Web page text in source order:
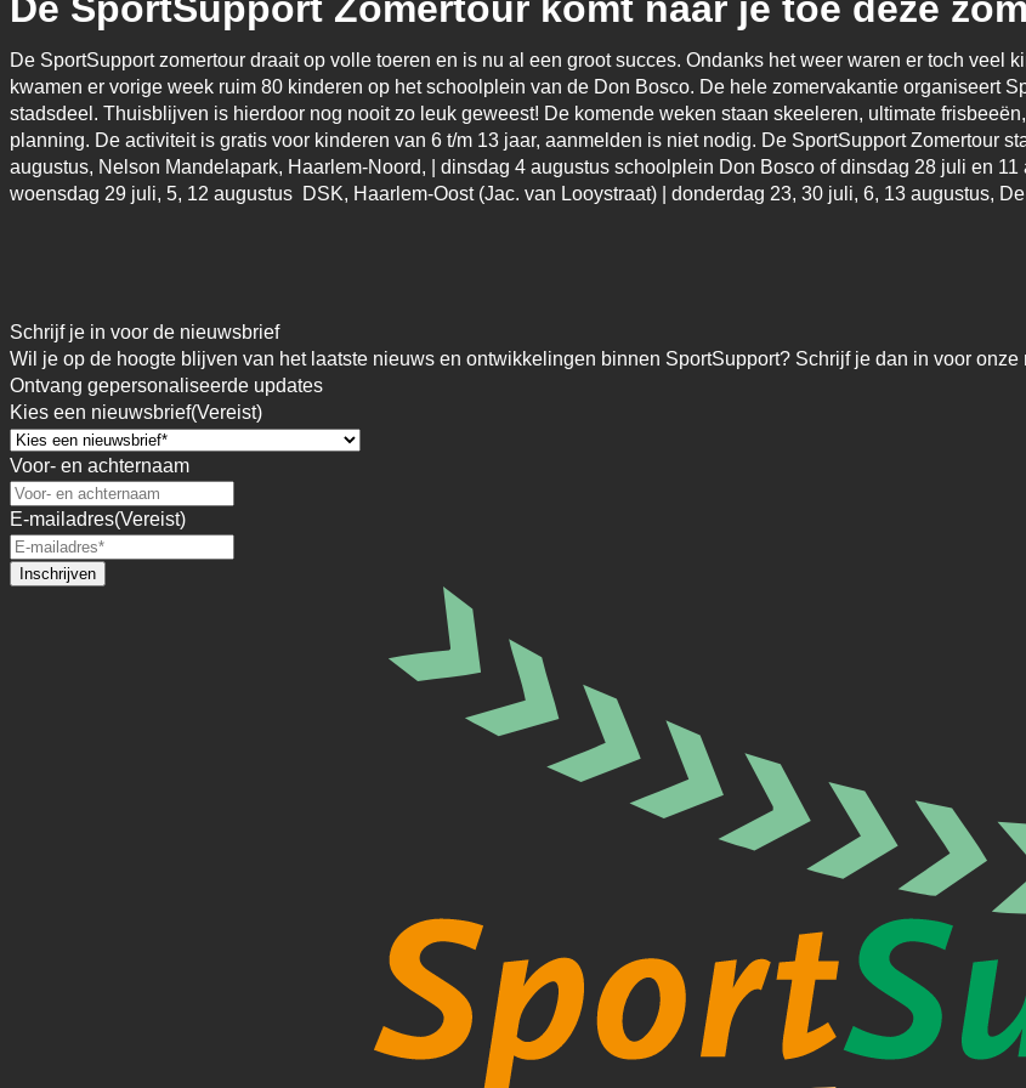
De SportSupport zomertour draait op volle toeren en is nu al een groot succes. Ondanks het weer waren er toch
kwamen er vorige week ruim 80 kinderen op het schoolplein van de Don Bosco. De hele zomervakantie organiseert
stadsdeel. Thuisblijven is hierdoor nog nooit zo leuk geweest! De komende weken staan skeeleren, ultimate
planning. De activiteit is gratis voor kinderen van 6 t/m 13 jaar, aanmelden is niet nodig. De SportSupport Zomertour
augustus, Nelson Mandelapark, Haarlem-Noord, | dinsdag 4 augustus schoolplein Don Bosco of dinsdag 28 juli en
woensdag 29 juli, 5, 12 augustus DSK, Haarlem-Oost (Jac. van Looystraat) | donderdag 23, 30 juli, 6, 13 augustus,
Schrijf je in voor de nieuwsbrief
Wil je op de hoogte blijven van het laatste nieuws en ontwikkelingen binnen SportSupport? Schrijf je dan in voor onze
Ontvang gepersonaliseerde updates
Kies een nieuwsbrief(Vereist)
Voor- en achternaam
E-mailadres(Vereist)
Inschrijven